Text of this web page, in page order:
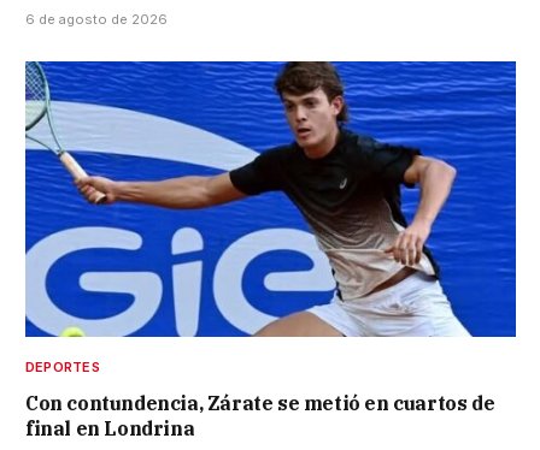
6 de agosto de 2026
DEPORTES
Con contundencia, Zárate se metió en cuartos de
final en Londrina